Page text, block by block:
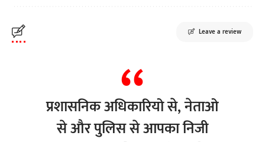
Leave a review
प्रशासनिक अधिकारियो से, नेताओ
से और पुलिस से आपका निजी